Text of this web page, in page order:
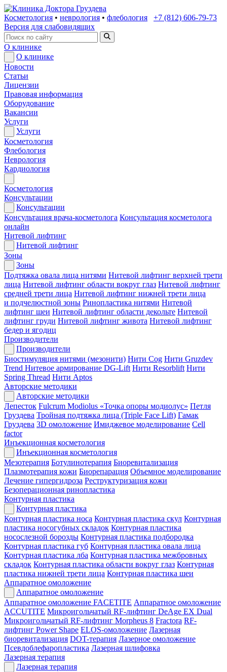
Косметология • неврология • флебология
+7 (812) 606-79-73
Версия для слабовидящих
О клинике
О клинике
Новости
Статьи
Лицензии
Правовая информация
Оборудование
Вакансии
Услуги
Услуги
Косметология
Флебология
Неврология
Кардиология
Косметология
Консультации
Консультации
Консультация врача-косметолога Консультация косметолога
онлайн
Нитевой лифтинг
Нитевой лифтинг
Зоны
Зоны
Подтяжка овала лица нитями Нитевой лифтинг верхней трети
лица Нитевой лифтинг области вокруг глаз Нитевой лифтинг
средней трети лица Нитевой лифтинг нижней трети лица
и подчелюстной зоны Ринопластика нитями Нитевой
лифтинг шеи Нитевой лифтинг области декольте Нитевой
лифтинг груди Нитевой лифтинг живота Нитевой лифтинг
бедер и ягодиц
Производители
Производители
Биостимуляция нитями (мезонити) Нити Cog Нити Gruzdev
Trend Нитевое армирование DG-Lift Нити Resorblift Нити
Spring Thread Нити Aptos
Авторские методики
Авторские методики
Лепесток Fulcrum Modiolus «Точка опоры модиолус» Петля
Груздева Тройная подтяжка лица (Triple Face Lift) Гамак
Груздева 3D омоложение Имиджевое моделирование Cell
factor
Инъекционная косметология
Инъекционная косметология
Мезотерапия Ботулинотерапия Биоревитализация
Плазмотерапия кожи Биорепарация Объемное моделирование
Лечение гипергидроза Реструктуризация кожи
Безоперационная ринопластика
Контурная пластика
Контурная пластика
Контурная пластика носа Контурная пластика скул Контурная
пластика носогубных складок Контурная пластика
носослезной борозды Контурная пластика подбородка
Контурная пластика губ Контурная пластика овала лица
Контурная пластика лба Контурная пластика межбровных
складок Контурная пластика области вокруг глаз Контурная
пластика нижней трети лица Контурная пластика шеи
Аппаратное омоложение
Аппаратное омоложение
Аппаратное омоложение FACETITE Аппаратное омоложение
ACCUTITE Микроигольчатый RF-лифтинг DeAge EX Dual
Микроигольчатый RF-лифтинг Morpheus 8 Fractora RF-
лифтинг Power Shape ELOS-омоложение Лазерная
биоревитализация DOT-терапия Лазерное омоложение
Псевдоблефаропластика Лазерная шлифовка
Лазерная терапия
Лазерная терапия